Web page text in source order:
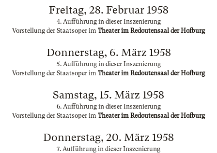
Freitag, 28. Februar 1958
4. Aufführung in dieser Inszenierung
Vorstellung der Staatsoper im Theater im Redoutensaal der Hofburg
Donnerstag, 6. März 1958
5. Aufführung in dieser Inszenierung
Vorstellung der Staatsoper im Theater im Redoutensaal der Hofburg
Samstag, 15. März 1958
6. Aufführung in dieser Inszenierung
Vorstellung der Staatsoper im Theater im Redoutensaal der Hofburg
Donnerstag, 20. März 1958
7. Aufführung in dieser Inszenierung